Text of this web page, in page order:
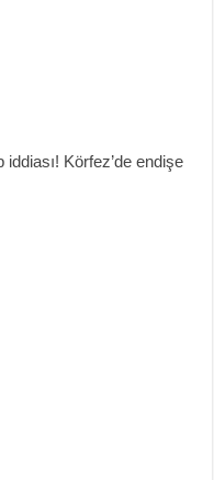
iddiası! Körfez’de endişe